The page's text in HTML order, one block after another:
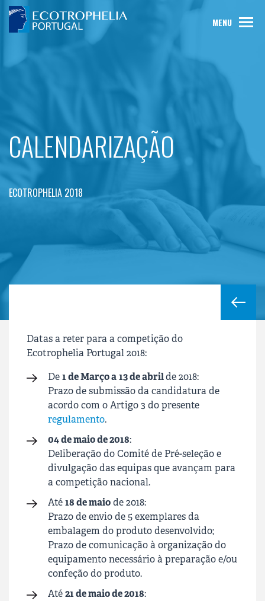
MENU
CALENDARIZAÇÃO
ECOTROPHELIA 2018
Datas a reter para a competição do
Ecotrophelia Portugal 2018:
De1 de Março a13 de abrilde 2018:
Prazo de submissão da candidatura de
acordo com o Artigo 3 do presente
regulamento.
04 de maio de 2018:
Deliberação do Comité de Pré-seleção e
divulgação das equipas que avançam para
a competição nacional.
Até18 de maiode 2018:
Prazo de envio de 5 exemplares da
embalagem do produto desenvolvido;
Prazo de comunicação à organização do
equipamento necessário à preparação e/ou
confeção do produto.
Até21 de maio de 2018: